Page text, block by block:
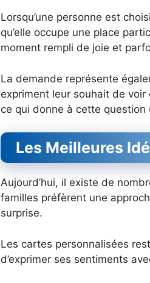
Lorsqu’une personne est
qu’elle occupe une place
moment rempli de joie et
La demande représente
expriment leur souhait de
ce qui donne à cette
Les Meilleures
Aujourd’hui, il existe de
familles préfèrent une
surprise.
Les cartes personnalisées
d’exprimer ses sentiments